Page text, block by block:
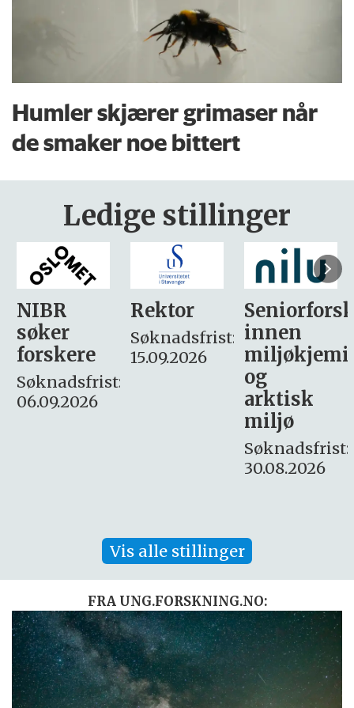
Humler skjærer grimaser når
de smaker noe bittert
Ledige stillinger
Rektor
Søknadsfrist:
15.09.2026
Seniorforsker
innen
miljøkjemi
søker
– fast
Søknadsfrist:
16. august.
Vis alle stillinger
FRA UNG.FORSKNING.NO: